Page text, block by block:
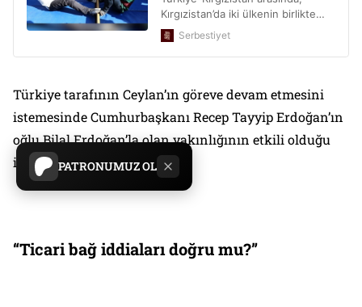
PATRONUMUZ OL
Türkiye tarafının Ceylan’ın göreve devam etmesini
istemesinde Cumhurbaşkanı Recep Tayyip Erdoğan’ın
oğlu Bilal Erdoğan’la olan yakınlığının etkili olduğu
iddia ediliyor.
“Ticari bağ iddiaları doğru mu?”